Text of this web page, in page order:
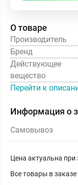
О товаре
Производитель
Бренд
Действующее
вещество
Перейти к
Информация о
Самовывоз
Цена актуальна при
Все товары в